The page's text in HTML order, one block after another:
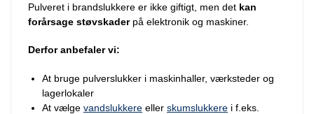
Pulveret i brandslukkere er ikke giftigt, men det kan
forårsage støvskaderpå elektronik og maskiner.
Derfor anbefaler vi:
At bruge pulverslukker i maskinhaller, værksteder og
lagerlokaler
At vælge vandslukkere eller skumslukkere i f.eks.